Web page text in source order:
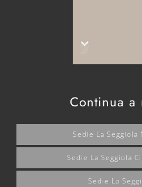
Continua a
Sedie La Seggiola
Sedie La Seggiola
Sedie La